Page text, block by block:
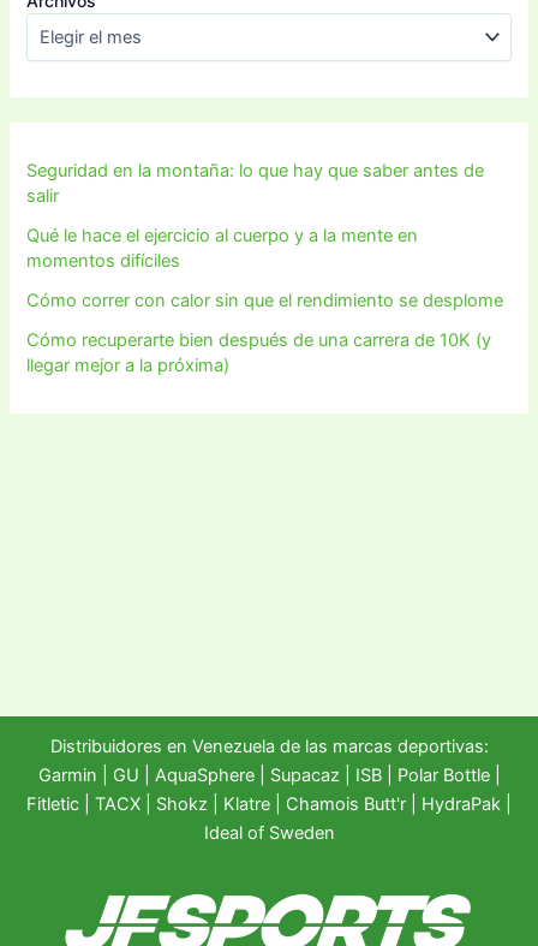
Seguridad en la montaña: lo que hay que saber antes de
salir
Qué le hace el ejercicio al cuerpo y a la mente en
momentos difíciles
Cómo correr con calor sin que el rendimiento se desplome
Cómo recuperarte bien después de una carrera de 10K (y
llegar mejor a la próxima)
Distribuidores en Venezuela de las marcas deportivas:
Garmin
GU AquaSphere| Supacaz | ISB | Polar Bottle|
Fitletic
TACX Shokz Klatre Chamois Butt'r HydraPak
Ideal of Sweden